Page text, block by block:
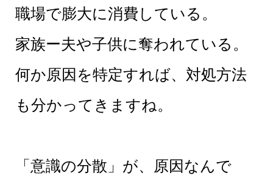
職場で膨大に消費している。
家族ー夫や子供に奪われている。
何か原因を特定すれば、対処方法
も分かってきますね。
「意識の分散」が、原因なんで